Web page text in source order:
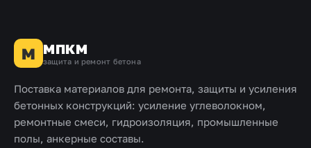
М МПКМ
защита и ремонт бетона
Поставка материалов для ремонта, защиты и усиления
бетонных конструкций: усиление углеволокном,
ремонтные смеси, гидроизоляция, промышленные
полы, анкерные составы.